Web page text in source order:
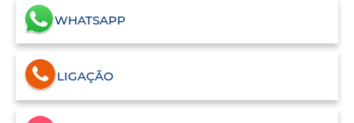
WHATSAPP
LIGAÇÃO